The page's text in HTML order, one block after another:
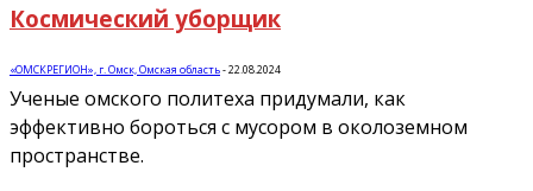
Космический уборщик
«ОМСКРЕГИОН», г. Омск, Омская область-22.08.2024
Ученые омского политеха придумали, как
эффективно бороться с мусором в околоземном
пространстве.